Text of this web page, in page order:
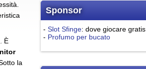
È
la
Sponsor
- Slot Sfinge: dove giocare gratis
- Profumo per bucato